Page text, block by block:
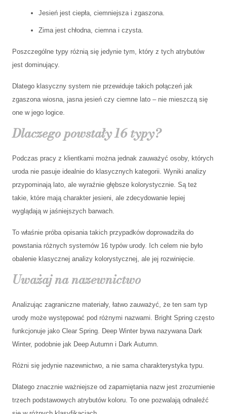
Jesień jest ciepła, ciemniejsza i zgaszona.
Zima jest chłodna, ciemna i czysta.
Poszczególne typy różnią się jedynie tym, który z tych atrybutów
jest dominujący.
Dlatego klasyczny system nie przewiduje takich połączeń jak
zgaszona wiosna, jasna jesień czy ciemne lato – nie mieszczą się
one w jego logice.
Dlaczego powstały 16 typy?
Podczas pracy z klientkami można jednak zauważyć osoby, których
uroda nie pasuje idealnie do klasycznych kategorii. Wyniki analizy
przypominają lato, ale wyraźnie głębsze kolorystycznie. Są też
takie, które mają charakter jesieni, ale zdecydowanie lepiej
wyglądają w jaśniejszych barwach.
To właśnie próba opisania takich przypadków doprowadziła do
powstania różnych systemów 16 typów urody. Ich celem nie było
obalenie klasycznej analizy kolorystycznej, ale jej rozwinięcie.
Uważaj na nazewnictwo
Analizując zagraniczne materiały, łatwo zauważyć, że ten sam typ
urody może występować pod różnymi nazwami. Bright Spring często
funkcjonuje jako Clear Spring. Deep Winter bywa nazywana Dark
Winter, podobnie jak Deep Autumn i Dark Autumn.
Różni się jedynie nazewnictwo, a nie sama charakterystyka typu.
Dlatego znacznie ważniejsze od zapamiętania nazw jest zrozumienie
trzech podstawowych atrybutów koloru. To one pozwalają odnaleźć